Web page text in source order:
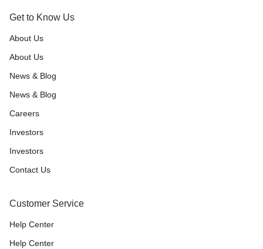
Get to Know Us
About Us
About Us
News & Blog
News & Blog
Careers
Investors
Investors
Contact Us
Customer Service
Help Center
Help Center